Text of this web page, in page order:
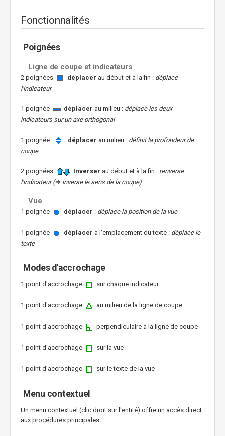
Fonctionnalités
Poignées
Ligne de coupe et indicateurs
2 poignées déplacer au début et à la fin : déplace
l'indicateur
1 poignée déplacer au milieu : déplace les deux
indicateurs sur un axe orthogonal
1 poignée déplacer au milieu : définit la profondeur de
coupe
2 poignées Inverser au début et à la fin : renverse
l'indicateur (⇒ inverse le sens de la coupe)
Vue
1 poignée déplacer : déplace la position de la vue
1 poignée déplacer à l'emplacement du texte : déplace le
texte
Modes d'accrochage
1 point d'accrochage sur chaque indicateur
1 point d'accrochage au milieu de la ligne de coupe
1 point d'accrochage perpendiculaire à la ligne de coupe
1 point d'accrochage sur la vue
1 point d'accrochage sur le texte de la vue
Menu contextuel
Un menu contextuel (clic droit sur l'entité) offre un accès direct
aux procédures principales.